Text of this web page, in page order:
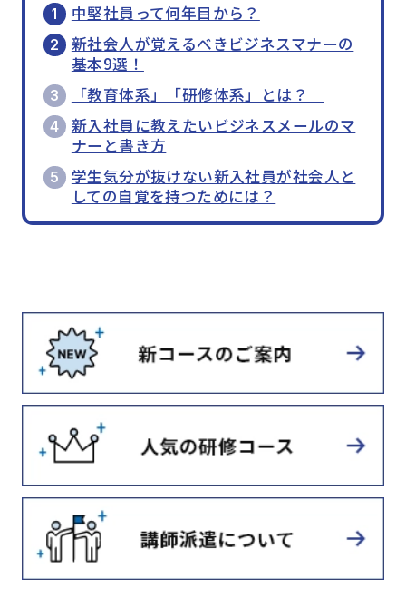
中堅社員って何年目から？
新社会人が覚えるべきビジネスマナーの
基本9選！
「教育体系」「研修体系」とは？
新入社員に教えたいビジネスメールのマ
ナーと書き方
学生気分が抜けない新入社員が社会人と
しての自覚を持つためには？